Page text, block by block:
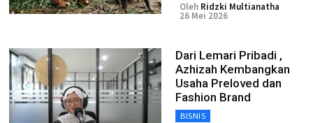
Oleh Ridzki Multianatha
26 Mei 2026
Dari Lemari Pribadi ,
Azhizah Kembangkan
Usaha Preloved dan
Fashion Brand
BISNIS